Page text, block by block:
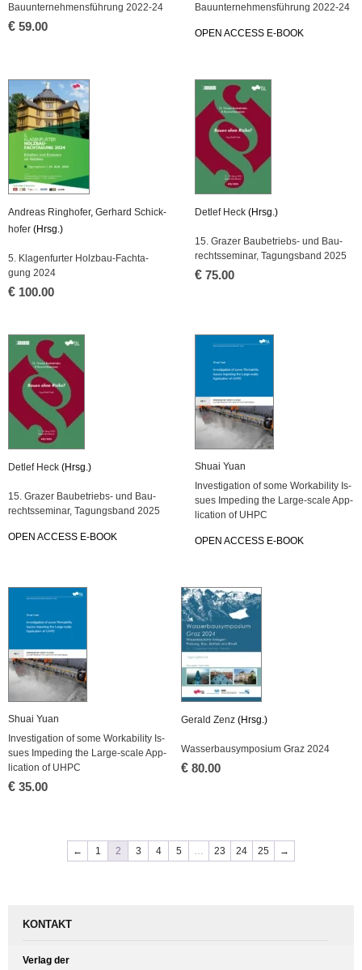
Bau­un­ter­neh­mens­füh­rung 2022-24
€ 59.00
Bau­un­ter­neh­mens­füh­rung 2022-24
OPEN AC­CESS E-BOOK
An­dre­as Ring­ho­fer, Ger­hard Schick­
ho­fer (Hrsg.)
5. Kla­gen­fur­ter Holz­bau-Fach­ta­
gung 2024
€ 100.00
Det­lef Heck (Hrsg.)
15. Gra­zer Bau­be­triebs- und Bau­
rechts­se­mi­nar, Ta­gungs­band 2025
€ 75.00
Det­lef Heck (Hrsg.)
15. Gra­zer Bau­be­triebs- und Bau­
rechts­se­mi­nar, Ta­gungs­band 2025
OPEN AC­CESS E-BOOK
Shuai Yuan
In­ves­ti­ga­ti­on of some Worka­bi­li­ty Is­
su­es Im­pe­ding the Lar­ge-sca­le Ap­p­
li­ca­ti­on of UHPC
OPEN AC­CESS E-BOOK
Shuai Yuan
In­ves­ti­ga­ti­on of some Worka­bi­li­ty Is­
su­es Im­pe­ding the Lar­ge-sca­le Ap­p­
li­ca­ti­on of UHPC
€ 35.00
Ge­rald Zenz (Hrsg.)
Was­ser­bau­sym­po­si­um Graz 2024
€ 80.00
← 1 2 3 4 5 23 24 25 →
KONTAKT
Verlag der